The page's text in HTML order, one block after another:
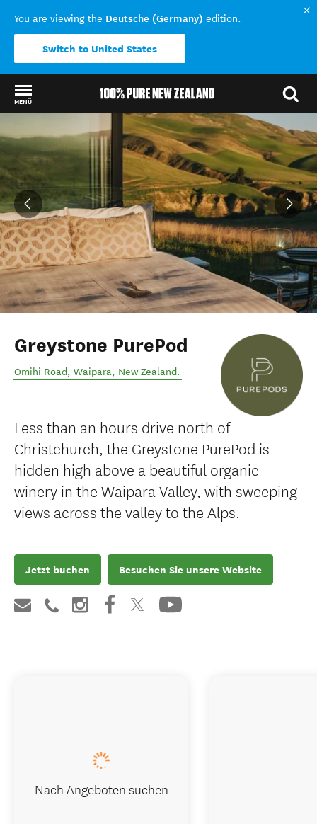
You are viewing the Deutsche (Germany) edition.
Switch to United States
MENÜ
Back to my results
Greystone PurePod
Omihi Road, Waipara, New Zealand.
Less than an hours drive north of
Christchurch, the Greystone PurePod is
hidden high above a beautiful organic
winery in the Waipara Valley, with sweeping
views across the valley to the Alps.
Jetzt buchen Besuchen Sie unsere Website
Nach Angeboten suchen